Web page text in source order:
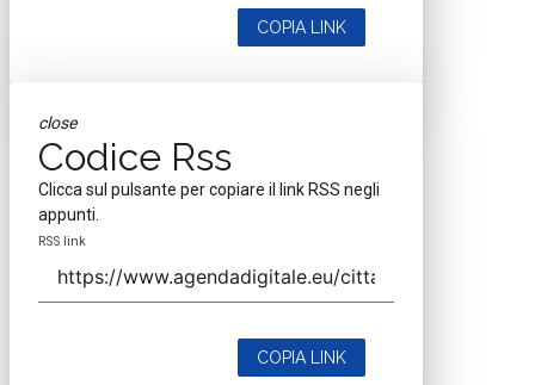
COPIA LINK
close
Codice Rss
Clicca sul pulsante per copiare il link RSS negli
appunti.
RSS link
COPIA LINK